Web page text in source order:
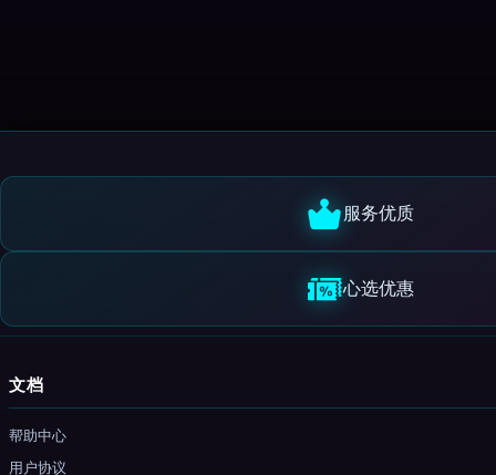
服务优质
心选优惠
文档
帮助中心
用户协议